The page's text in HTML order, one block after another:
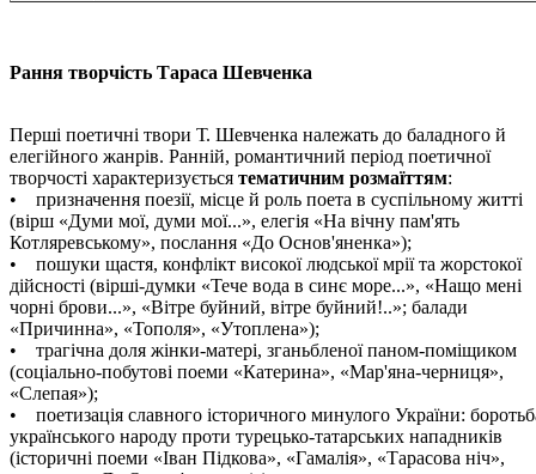
Рання творчість Тараса Шевченка
Перші поетичні твори Т. Шевченка належать до баладного й
елегійного жанрів. Ранній, романтичний період поетичної
творчості характеризується тематичним розмаїттям:
• призначення поезії, місце й роль поета в суспільному житті
(вірш «Думи мої, думи мої...», елегія «На вічну пам'ять
Котляревському», послання «До Основ'яненка»);
• пошуки щастя, конфлікт високої людської мрії та жорстокої
дійсності (вірші-думки «Тече вода в синє море...», «Нащо мені
чорні брови...», «Вітре буйний, вітре буйний!..»; балади
«Причинна», «Тополя», «Утоплена»);
• трагічна доля жінки-матері, зганьбленої паном-поміщиком
(соціально-побутові поеми «Катерина», «Мар'яна-черниця»,
«Слепая»);
• поетизація славного історичного минулого України:
українського народу проти турецько-татарських нападників
(історичні поеми «Іван Підкова», «Гамалія», «Тарасова ніч»,